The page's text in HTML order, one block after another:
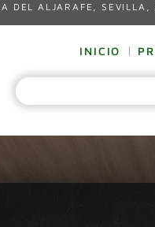
DEL ALJARAFE, SEVILLA,
INICIO